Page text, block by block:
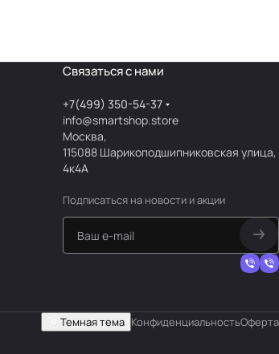
Связаться с нами
+7(499) 350-54-37
info@smartshop.store
Москва,
115088 Шарикоподшипниковская улица,
4к4А
Подписаться на новости и акции
Темная тема КонфиденциальностьОферта